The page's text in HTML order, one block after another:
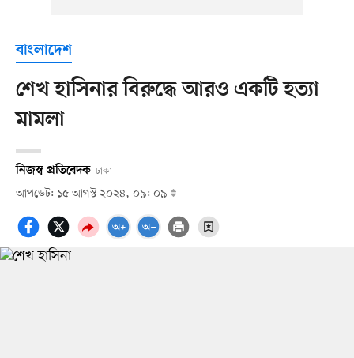
বাংলাদেশ
শেখ হাসিনার বিরুদ্ধে আরও একটি হত্যা
মামলা
নিজস্ব প্রতিবেদক ঢাকা
আপডেট: ১৫ আগস্ট ২০২৪, ০৯: ০৯